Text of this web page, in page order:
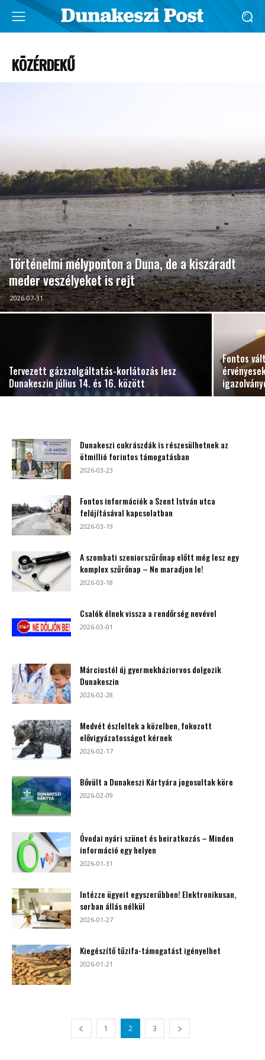
KÖZÉRDEKŰ
Történelmi mélyponton a Duna, de a kiszáradt
meder veszélyeket is rejt
2026-07-31
Tervezett gázszolgáltatás-korlátozás lesz
Dunakeszin július 14. és 16. között
Fontos
Dunakeszi cukrászdák is részesülhetnek az
ötmillió forintos támogatásban
2026-03-23
Fontos információk a Szent István utca
felújításával kapcsolatban
2026-03-19
A szombati szeniorszűrőnap előtt még lesz egy
komplex szűrőnap – Ne maradjon le!
2026-03-18
Csalók élnek vissza a rendőrség nevével
2026-03-01
Márciustól új gyermekháziorvos dolgozik
Dunakeszin
2026-02-28
Medvét észleltek a közelben, fokozott
elővigyázatosságot kérnek
2026-02-17
Bővült a Dunakeszi Kártyára jogosultak köre
2026-02-09
Óvodai nyári szünet és beiratkozás – Minden
információ egy helyen
2026-01-31
Intézze ügyeit egyszerűbben! Elektronikusan,
sorban állás nélkül
2026-01-27
Kiegészítő tűzifa-támogatást igényelhet
2026-01-21
1 2 3